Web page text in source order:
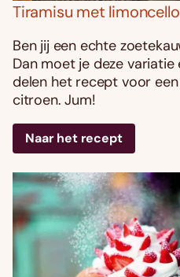
Tiramisu met limoncello
Ben jij een echte
Dan moet je deze
delen het recept voor
citroen. Jum!
Naar het recept